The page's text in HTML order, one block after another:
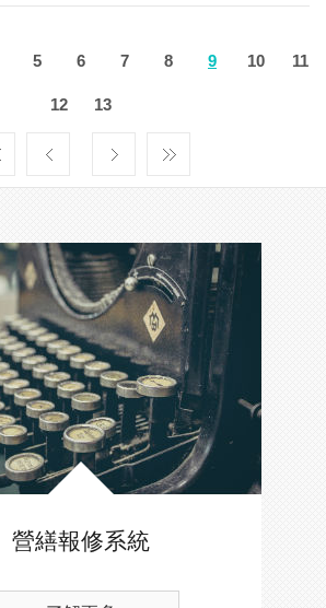
5 6 7 8 9 10 11
12 13
營繕報修系統